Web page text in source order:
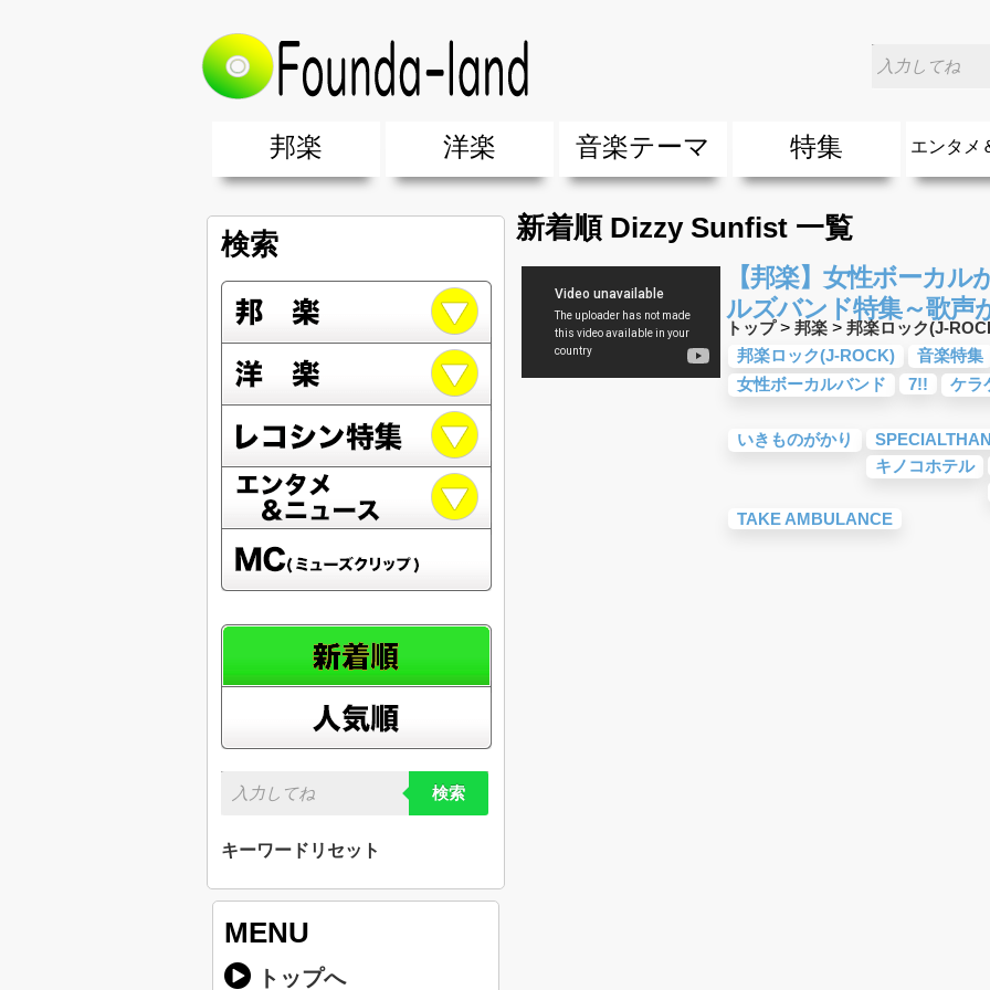
邦楽
邦楽ポップス(J-POP)
邦楽ロック(J-ROCK)
K-POP
アニソン/ボカロ
アイドル
ヴィジュアル系(V系)
邦楽男性アーティスト
邦楽女性アーティスト
男女グループ・デュエット・その他
2019年・2018年・2017年「邦楽」の人気＆おすすめ
洋楽
EDM(エレクトロニック・ダンス・ミュージック)
クラブミュージック
ダンスミュージック
洋楽男性アーティスト
洋楽女性アーティスト
男女グループ・デュエット・その他
【洋楽】夏歌(サマーソング)
2019年・2018年・2017年「洋楽」の人気＆おすすめ
音楽テーマ
最新のヒット曲&流行・話題の歌
人気曲&おすすめ
音楽ランキング
ラブソング(恋愛ソング)
応援ソング
バラード・歌詞が泣ける歌
友達&友情ソング・青春ソング
スポーツ・部活応援ソング
卒業ソング&入学ソング
10、20代に人気・話題・流行・おすすめな邦楽＆洋
SNS・音楽アプリで10・20代に人気&おすすめな曲
勉強・試験・受験応援ソング 知識に役立つ歌
春うた&桜ソング
夏歌(サマーソング)
ハロウィンソング&秋の歌
冬歌&クリスマスソング
元気が出る歌・やる気が出る曲・明るい曲・楽しい
テンションが上がる歌&盛り上がる曲
大切な人に贈る歌&ありがとうソング(感謝の歌)
お別れの曲・旅立ちの歌
パーティーソング
ドライブ音楽BGM
カラオケ
誕生日ソング&お祝いの歌
ウェディングソング・結婚式の曲
メロディ・曲の雰囲気別
音楽BGM&メドレー
学校(行事・合唱)曲
発売年代別・年齢別 人気音楽
自然音BGM・癒しの音楽(リラックス・ヒーリング)
"総"アーティスト
特集
エンタメ
エンタメ
音楽ニュ
エンタメ
検索
検索
キーワードリセット
MENU
トップへ
新着順 Dizzy Sunfist 一覧
【邦楽】女性ボーカ
ルズバンド特集～歌声
トップ> 邦楽 > 邦楽ロック(J-
邦楽ロック(J-ROCK)
音楽特集
女性ボーカルバンド
7!! ケラ
いきものがかり
キノコホテル
TAKE AMBULANCE